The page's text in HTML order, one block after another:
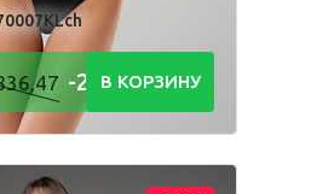
-21 474
Р
В КОРЗИНУ